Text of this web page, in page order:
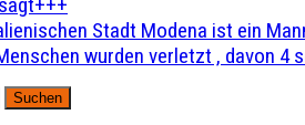
Stadt Modena ist ein
wurden verletzt , davon 4